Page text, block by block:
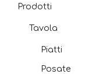
Prodotti
Tavola
Piatti
Posate